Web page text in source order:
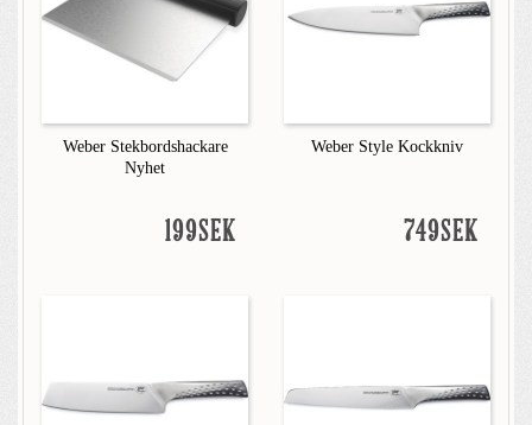
Weber Stekbordshackare
Nyhet
199SEK
Weber Style Kockkniv
749SEK